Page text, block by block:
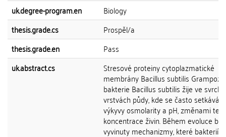
uk.degree-program.en
Biology
thesis.grade.cs
Prospěl/a
thesis.grade.en
Pass
uk.abstract.cs
Stresové proteiny cytoplazmatické
membrány Bacillus subtilis
bakterie Bacillus subtilis žije ve
vrstvách půdy, kde se často setkává s
výkyvy osmolarity a pH, změnami
koncentrace živin. Během evoluce
vyvinuty mechanizmy, které bakteriím